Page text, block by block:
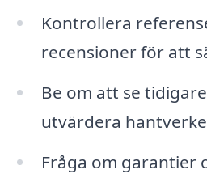
Kontrollera
recensioner för att
Be om att se
utvärdera
Fråga om garantier